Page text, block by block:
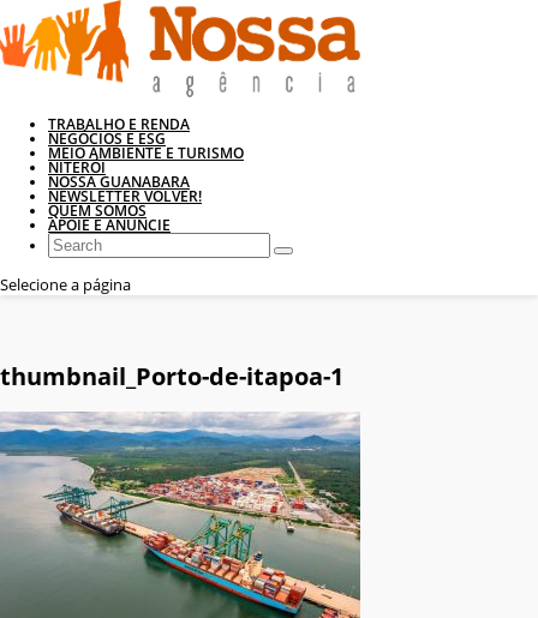
TRABALHO E RENDA
NEGÓCIOS E ESG
MEIO AMBIENTE E TURISMO
NITERÓI
NOSSA GUANABARA
NEWSLETTER VOLVER!
QUEM SOMOS
APOIE E ANUNCIE
Selecione a página
thumbnail_Porto-de-itapoa-1